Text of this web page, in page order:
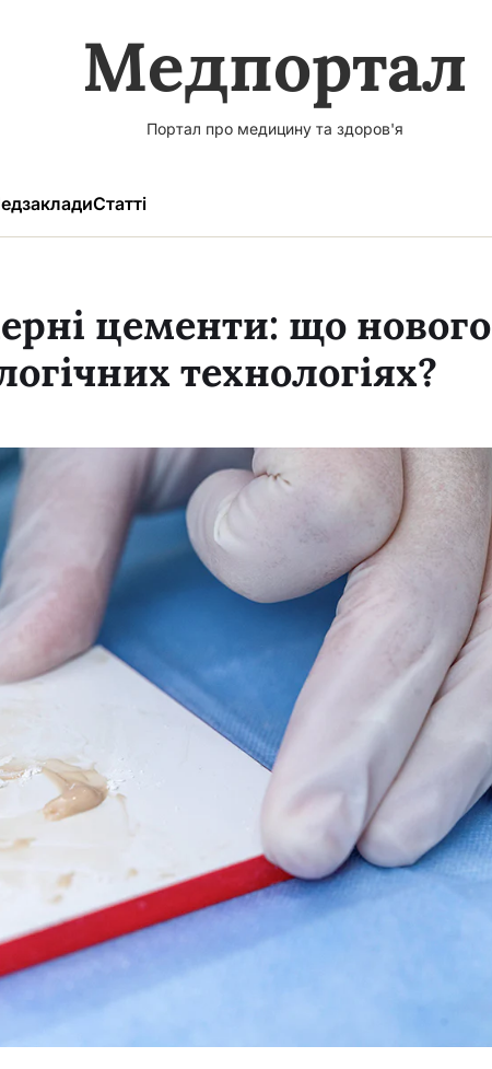
Медпортал
Портал про медицину та здоров'я
Статті
цементи: що нового
технологіях?